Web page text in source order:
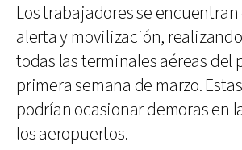
Los trabajadores se
alerta y movilización,
todas las terminales aéreas del
primera semana de marzo.
podrían ocasionar demoras en
los aeropuertos.